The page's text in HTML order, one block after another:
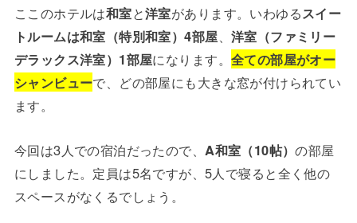
ここのホテルは和室と洋室があります。いわゆるスイー
トルームは和室（特別和室）4部屋、 洋室（ファミリー
デラックス洋室）1部屋になります。 全ての部屋がオー
シャンビューで、どの部屋にも大きな窓が付けられてい
ます。
今回は3人での宿泊だったので、A和室（10帖）の部屋
にしました。定員は5名ですが、5人で寝ると全く他の
スペースがなくるでしょう。